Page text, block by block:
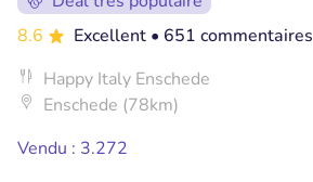
8.6
Excellent • 651 commentaires
Happy Italy Enschede
Enschede (78km)
Vendu : 3.272